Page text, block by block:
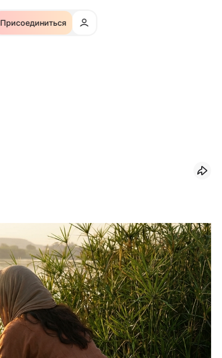
Присоединиться